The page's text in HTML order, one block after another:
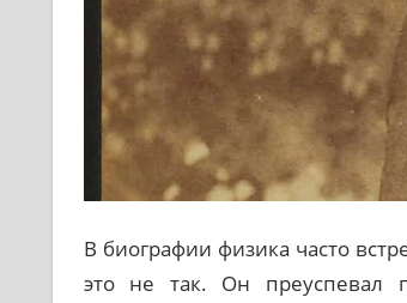
В биографии физика часто
это не так. Он преуспевал